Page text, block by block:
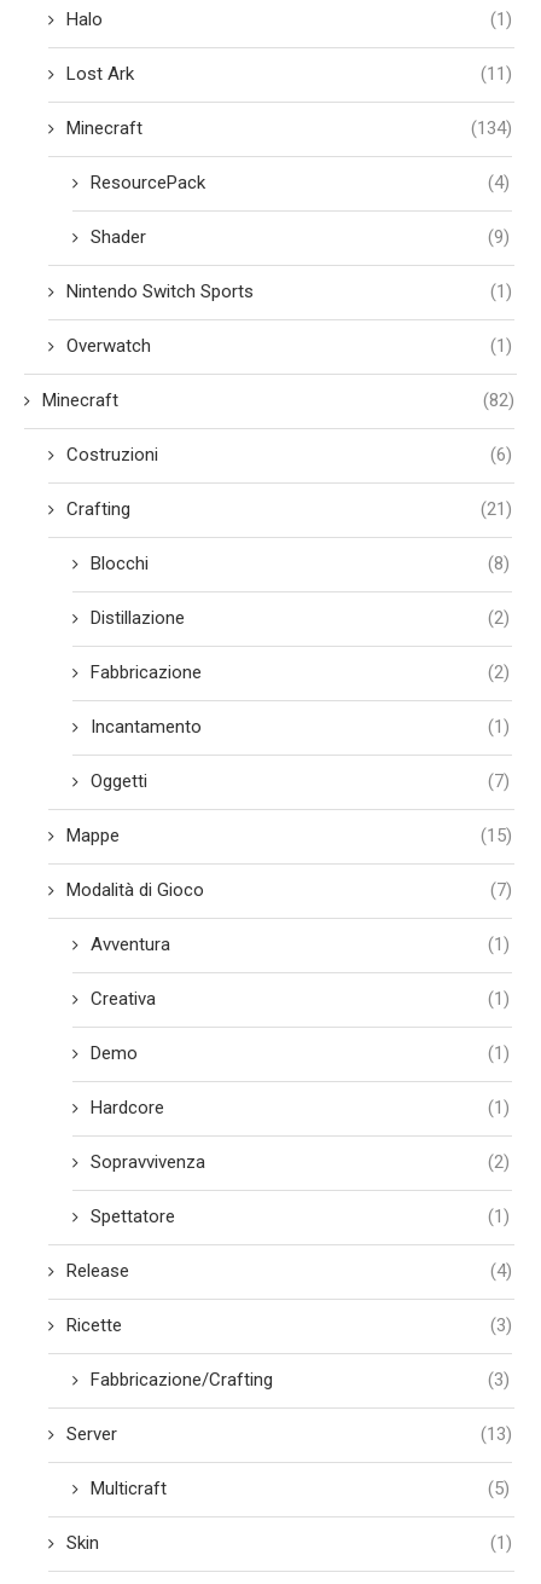
Halo (1)
Lost Ark (11)
Minecraft (134)
ResourcePack (4)
Shader (9)
Nintendo Switch Sports (1)
Overwatch (1)
Minecraft (82)
Costruzioni (6)
Crafting (21)
Blocchi (8)
Distillazione (2)
Fabbricazione (2)
Incantamento (1)
Oggetti (7)
Mappe (15)
Modalità di Gioco (7)
Avventura (1)
Creativa (1)
Demo (1)
Hardcore (1)
Sopravvivenza (2)
Spettatore (1)
Release (4)
Ricette (3)
Fabbricazione/Crafting (3)
Server (13)
Multicraft (5)
Skin (1)